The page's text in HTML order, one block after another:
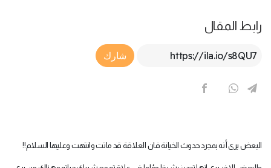
رابط المقال
Article Link
شارك
البعض يرى أنه بمجرد حدوث الخيانة فان العلاقة قد ماتت وانتهت وعليها السلام!!